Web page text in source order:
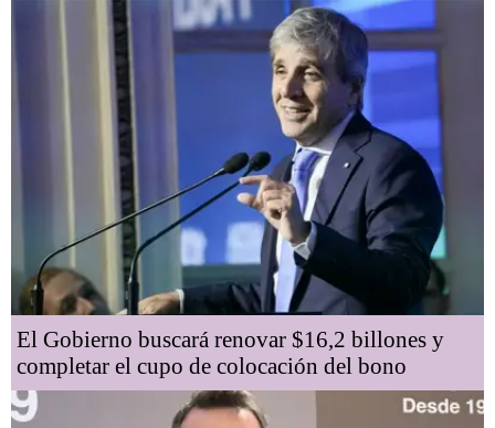
El Gobierno buscará renovar $16,2 billones y
completar el cupo de colocación del bono